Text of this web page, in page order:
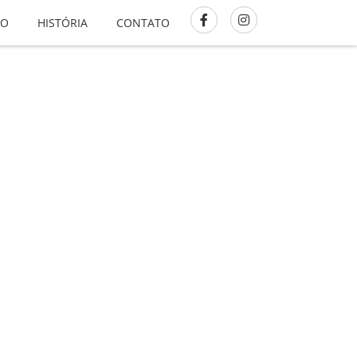
HISTÓRIA CONTATO